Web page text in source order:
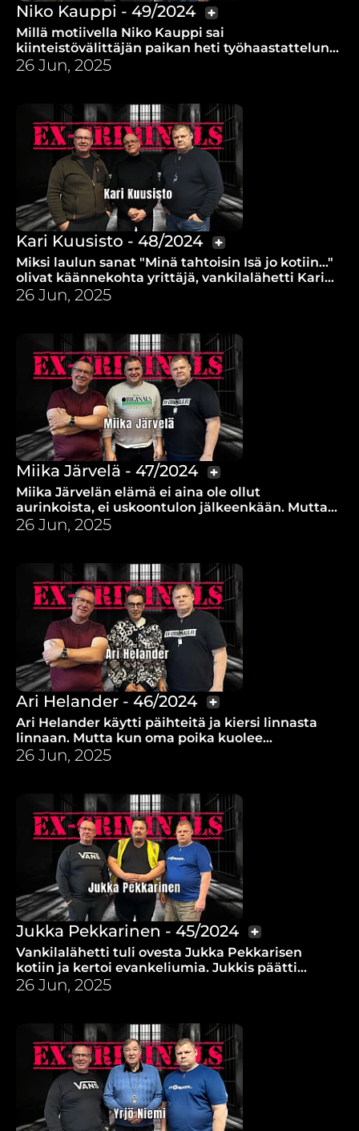
Niko Kauppi - 49/2024
Millä motiivella Niko Kauppi sai
kiinteistövälittäjän paikan heti työhaastattelun
jälkeen? Vakavasti sairas jalkakin alkoi parantua
ihan silmien edessä.
26 Jun, 2025
Kari Kuusisto - 48/2024
Miksi laulun sanat "Minä tahtoisin Isä jo kotiin..."
olivat käännekohta yrittäjä, vankilalähetti Kari
"Kapa" Kuusiston elämässä?
26 Jun, 2025
Miika Järvelä - 47/2024
Miika Järvelän elämä ei aina ole ollut
aurinkoista, ei uskoontulon jälkeenkään. Mutta
Jumala on pitänyt huolta, vaikka elämässä on
26 Jun, 2025
Ari Helander - 46/2024
Ari Helander käytti päihteitä ja kiersi linnasta
linnaan. Mutta kun oma poika kuolee
päihteisiin, miten isänä jaksaa?
26 Jun, 2025
Jukka Pekkarinen - 45/2024
Vankilalähetti tuli ovesta Jukka Pekkarisen
kotiin ja kertoi evankeliumia. Jukkis päätti
tyrmätä seuraavalla tapaamisella lähetin, mutta
toisin kävi.
26 Jun, 2025